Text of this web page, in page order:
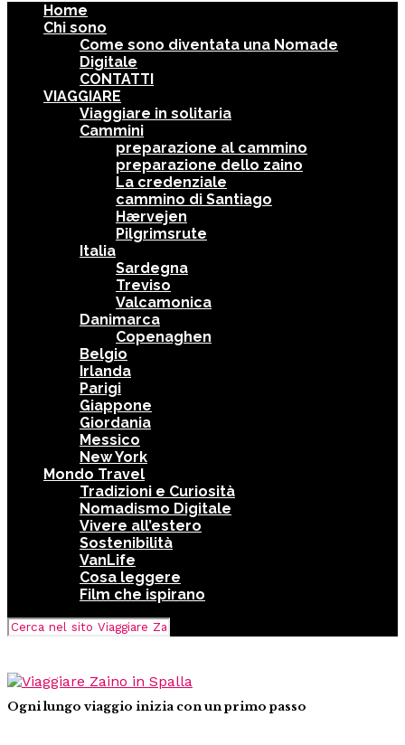
Home
Chi sono
Come sono diventata una Nomade
Digitale
CONTATTI
VIAGGIARE
Viaggiare in solitaria
Cammini
preparazione al cammino
preparazione dello zaino
La credenziale
cammino di Santiago
Hærvejen
Pilgrimsrute
Italia
Sardegna
Treviso
Valcamonica
Danimarca
Copenaghen
Belgio
Irlanda
Parigi
Giappone
Giordania
Messico
New York
Mondo Travel
Tradizioni e Curiosità
Nomadismo Digitale
Vivere all’estero
Sostenibilità
VanLife
Cosa leggere
Film che ispirano
Ogni lungo viaggio inizia con un primo passo